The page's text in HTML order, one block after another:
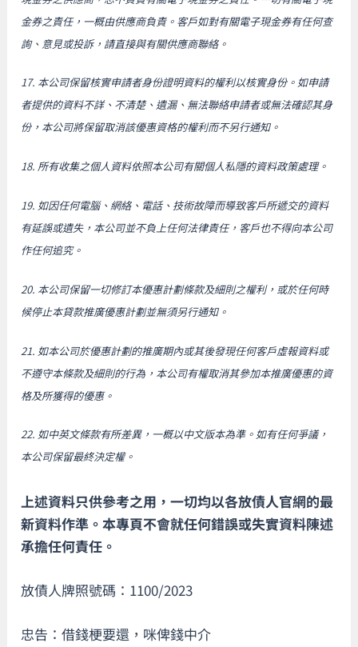
金券之責任，一概由供應商負責。客戶如對有關電子現金券有任何查
詢、意見或投訴，請直接與有關供應商聯絡。
17. 本公司保留核實申請者身份證明資料的權利以核實身份。如申請
者提供的資料不詳、不清楚、遺漏、無法聯絡申請者或無法確認其身
份，本公司將保留取消該優惠資格的權利而不另行通知。
18. 所有收集之個人資料依照本公司有關個人私隱的資料政策處理。
19. 如因任何電腦、網絡、電話、技術故障而導致客戶所遞交的資料
有延誤或遺失，本公司並不負上任何法律責任，客戶也不得向本公司
作任何追究。
20. 本公司保留一切修訂本優惠計劃條款及細則之權利，或於任何時
候停止本貸款推廣優惠計劃並無須另行通知。
21. 如本公司於優惠計劃的推廣期內或其後發現任何客戶虛報資料或
不遵守本條款及細則的行為，本公司有權取消其參加本推廣優惠的資
格及所獲得的優惠。
22. 如中英文條款有所差異，一概以中文版本為準。如有任何爭議，
本公司保留最終決定權。
上述資料只供參考之用，一切均以各放債人官網的最
新資料作準。本專頁不會就任何錯誤或失實資料陳述
承擔任何責任。
放債人牌照號碼：1100/2023
忠告：借錢梗要還，咪俾錢中介